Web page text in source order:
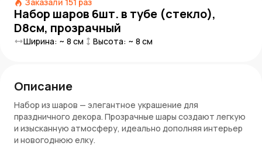
Набор шаров 6шт. в тубе (стекло),
D8см, прозрачный
Ширина: ~ 8 см Высота: ~ 8 см
Описание
Набор из шаров — элегантное украшение для
праздничного декора. Прозрачные шары создают легкую
и изысканную атмосферу, идеально дополняя интерьер
и новогоднюю елку.